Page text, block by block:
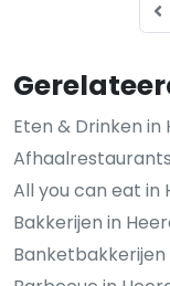
Eten & Drinken in
All you can eat in
Bakkerijen in